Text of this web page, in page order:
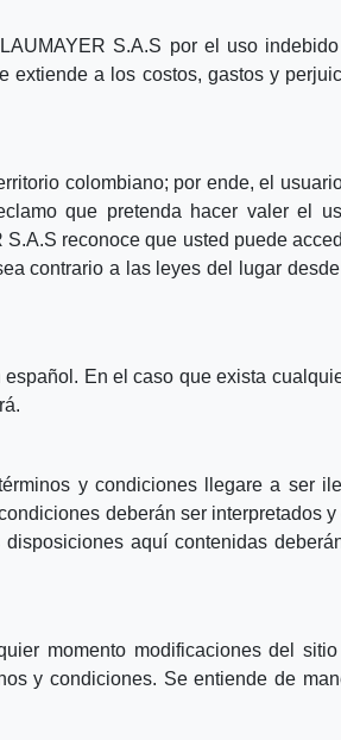
S.A.S por el uso
a los costos, gastos y
colombiano; por ende, el
que pretenda hacer valer el
reconoce que usted puede
contrario a las leyes del lugar
En el caso que exista
y condiciones llegare a ser
deberán ser interpretados
aquí contenidas
momento modificaciones del
y condiciones. Se entiende de